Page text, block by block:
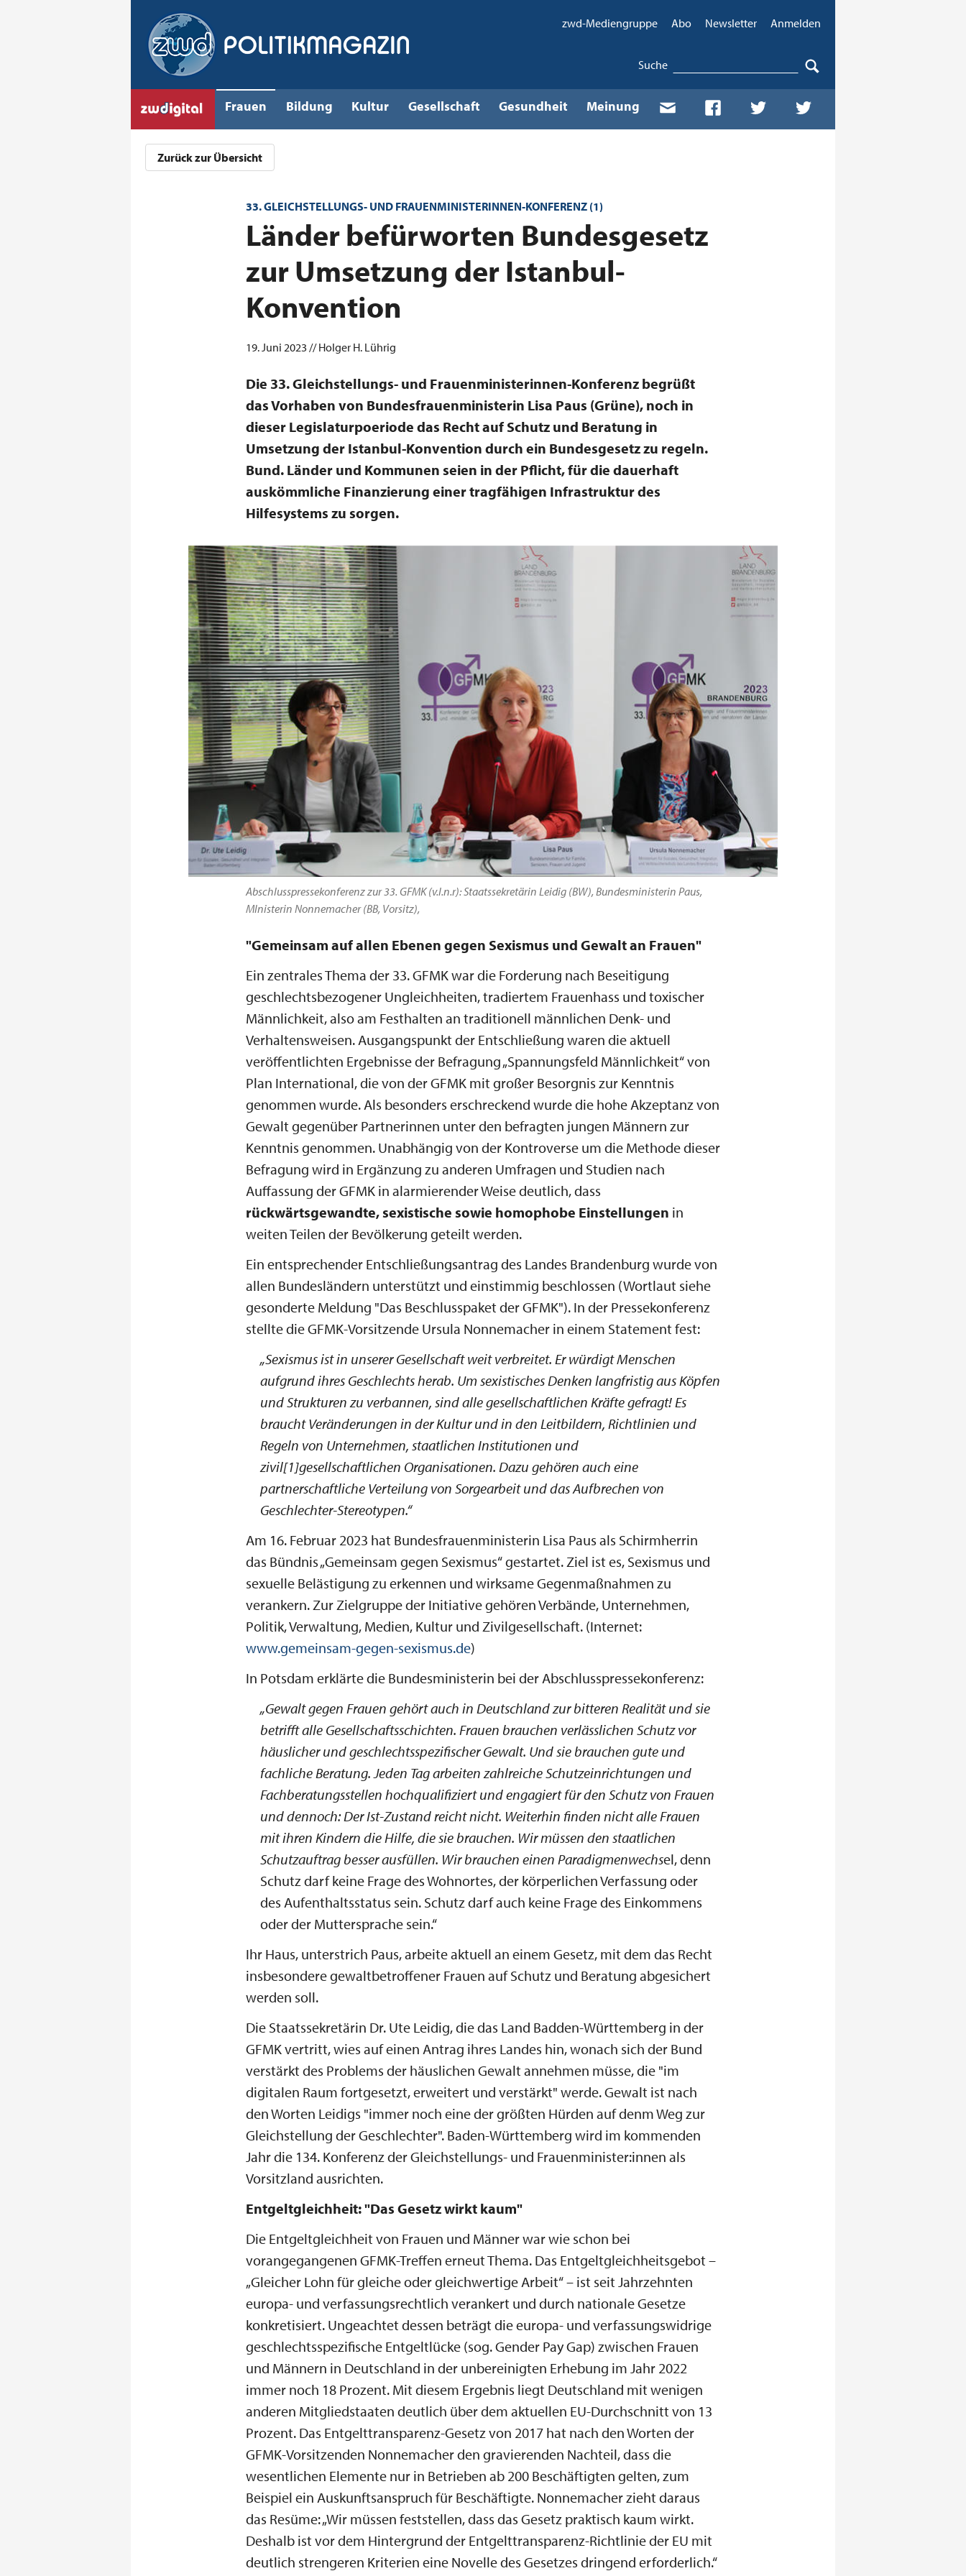
zwd-Mediengruppe Abo Newsletter Anmelden
Suche
Frauen Bildung Kultur Gesellschaft Gesundheit Meinung
Zurück zur Übersicht
33. GLEICHSTELLUNGS- UND FRAUENMINISTERINNEN-KONFERENZ (1)
:Länder befürworten Bundesgesetz
zur Umsetzung der Istanbul-
Konvention
19. Juni 2023 // Holger H. Lührig
Die 33. Gleichstellungs- und Frauenministerinnen-Konferenz begrüßt
das Vorhaben von Bundesfrauenministerin Lisa Paus (Grüne), noch in
dieser Legislaturpoeriode das Recht auf Schutz und Beratung in
Umsetzung der Istanbul-Konvention durch ein Bundesgesetz zu regeln.
Bund. Länder und Kommunen seien in der Pflicht, für die dauerhaft
auskömmliche Finanzierung einer tragfähigen Infrastruktur des
Hilfesystems zu sorgen.
Abschlusspressekonferenz zur 33. GFMK (v.l.n.r): Staatssekretärin Leidig (BW), Bundesministerin Paus,
MInisterin Nonnemacher (BB, Vorsitz),
"Gemeinsam auf allen Ebenen gegen Sexismus und Gewalt an Frauen"
Ein zentrales Thema der 33. GFMK war die Forderung nach Beseitigung
geschlechtsbezogener Ungleichheiten, tradiertem Frauenhass und toxischer
Männlichkeit, also am Festhalten an traditionell männlichen Denk- und
Verhaltensweisen. Ausgangspunkt der Entschließung waren die aktuell
veröffentlichten Ergebnisse der Befragung „Spannungsfeld Männlichkeit“ von
Plan International, die von der GFMK mit großer Besorgnis zur Kenntnis
genommen wurde. Als besonders erschreckend wurde die hohe Akzeptanz von
Gewalt gegenüber Partnerinnen unter den befragten jungen Männern zur
Kenntnis genommen. Unabhängig von der Kontroverse um die Methode dieser
Befragung wird in Ergänzung zu anderen Umfragen und Studien nach
Auffassung der GFMK in alarmierender Weise deutlich, dass
rückwärtsgewandte, sexistische sowie homophobe Einstellungen in
weiten Teilen der Bevölkerung geteilt werden.
Ein entsprechender Entschließungsantrag des Landes Brandenburg wurde von
allen Bundesländern unterstützt und einstimmig beschlossen (Wortlaut siehe
gesonderte Meldung "Das Beschlusspaket der GFMK"). In der Pressekonferenz
stellte die GFMK-Vorsitzende Ursula Nonnemacher in einem Statement fest:
„Sexismus ist in unserer Gesellschaft weit verbreitet. Er würdigt Menschen
aufgrund ihres Geschlechts herab. Um sexistisches Denken langfristig aus Köpfen
und Strukturen zu verbannen, sind alle gesellschaftlichen Kräfte gefragt! Es
braucht Veränderungen in der Kultur und in den Leitbildern, Richtlinien und
Regeln von Unternehmen, staatlichen Institutionen und
zivil[1]gesellschaftlichen Organisationen. Dazu gehören auch eine
partnerschaftliche Verteilung von Sorgearbeit und das Aufbrechen von
Geschlechter-Stereotypen.“
Am 16. Februar 2023 hat Bundesfrauenministerin Lisa Paus als Schirmherrin
das Bündnis „Gemeinsam gegen Sexismus“ gestartet. Ziel ist es, Sexismus und
sexuelle Belästigung zu erkennen und wirksame Gegenmaßnahmen zu
verankern. Zur Zielgruppe der Initiative gehören Verbände, Unternehmen,
Politik, Verwaltung, Medien, Kultur und Zivilgesellschaft. (Internet:
www.gemeinsam-gegen-sexismus.de)
In Potsdam erklärte die Bundesministerin bei der Abschlusspressekonferenz:
„Gewalt gegen Frauen gehört auch in Deutschland zur bitteren Realität und sie
betrifft alle Gesellschaftsschichten. Frauen brauchen verlässlichen Schutz vor
häuslicher und geschlechtsspezifischer Gewalt. Und sie brauchen gute und
fachliche Beratung. Jeden Tag arbeiten zahlreiche Schutzeinrichtungen und
Fachberatungsstellen hochqualifiziert und engagiert für den Schutz von Frauen
und dennoch: Der Ist-Zustand reicht nicht. Weiterhin finden nicht alle Frauen
mit ihren Kindern die Hilfe, die sie brauchen. Wir müssen den staatlichen
Schutzauftrag besser ausfüllen. Wir brauchen einen Paradigmenwechsel, denn
Schutz darf keine Frage des Wohnortes, der körperlichen Verfassung oder
des Aufenthaltsstatus sein. Schutz darf auch keine Frage des Einkommens
oder der Muttersprache sein.“
Ihr Haus, unterstrich Paus, arbeite aktuell an einem Gesetz, mit dem das Recht
insbesondere gewaltbetroffener Frauen auf Schutz und Beratung abgesichert
werden soll.
Die Staatssekretärin Dr. Ute Leidig, die das Land Badden-Württemberg in der
GFMK vertritt, wies auf einen Antrag ihres Landes hin, wonach sich der Bund
verstärkt des Problems der häuslichen Gewalt annehmen müsse, die "im
digitalen Raum fortgesetzt, erweitert und verstärkt" werde. Gewalt ist nach
den Worten Leidigs "immer noch eine der größten Hürden auf denm Weg zur
Gleichstellung der Geschlechter". Baden-Württemberg wird im kommenden
Jahr die 134. Konferenz der Gleichstellungs- und Frauenminister:innen als
Vorsitzland ausrichten.
Entgeltgleichheit: "Das Gesetz wirkt kaum"
Die Entgeltgleichheit von Frauen und Männer war wie schon bei
vorangegangenen GFMK-Treffen erneut Thema. Das Entgeltgleichheitsgebot –
„Gleicher Lohn für gleiche oder gleichwertige Arbeit“ – ist seit Jahrzehnten
europa- und verfassungsrechtlich verankert und durch nationale Gesetze
konkretisiert. Ungeachtet dessen beträgt die europa- und verfassungswidrige
geschlechtsspezifische Entgeltlücke (sog. Gender Pay Gap) zwischen Frauen
und Männern in Deutschland in der unbereinigten Erhebung im Jahr 2022
immer noch 18 Prozent. Mit diesem Ergebnis liegt Deutschland mit wenigen
anderen Mitgliedstaaten deutlich über dem aktuellen EU-Durchschnitt von 13
Prozent. Das Entgelttransparenz-Gesetz von 2017 hat nach den Worten der
GFMK-Vorsitzenden Nonnemacher den gravierenden Nachteil, dass die
wesentlichen Elemente nur in Betrieben ab 200 Beschäftigten gelten, zum
Beispiel ein Auskunftsanspruch für Beschäftigte. Nonnemacher zieht daraus
das Resüme: „Wir müssen feststellen, dass das Gesetz praktisch kaum wirkt.
Deshalb ist vor dem Hintergrund der Entgelttransparenz-Richtlinie der EU mit
deutlich strengeren Kriterien eine Novelle des Gesetzes dringend erforderlich.“